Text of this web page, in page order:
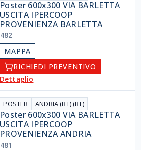
Poster 600x300 VIA BARLETTA
USCITA IPERCOOP
PROVENIENZA BARLETTA
482
MAPPA
RICHIEDI PREVENTIVO
Dettaglio
POSTER ANDRIA (BT) (BT)
Poster 600x300 VIA BARLETTA
USCITA IPERCOOP
PROVENIENZA ANDRIA
481